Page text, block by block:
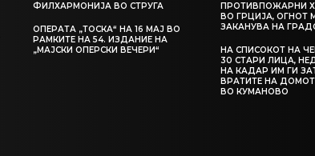
ФИЛХАРМОНИЈА ВО СТРУГА
ОПЕРАТА „ТОСКА“ НА 16 МАЈ ВО
РАМКИТЕ НА 54. ИЗДАНИЕ НА
„МАЈСКИ ОПЕРСКИ ВЕЧЕРИ“
ПРОТИВПОЖАРНИ
ВО ГРЦИЈА, ОГНОТ
ЗАКАНУВА НА
НА СПИСОКОТ НА
30 СТАРИ ЛИЦА,
НА КАДАР ИМ ГИ
ВРАТИТЕ НА ДОМОТ
ВО КУМАНОВО